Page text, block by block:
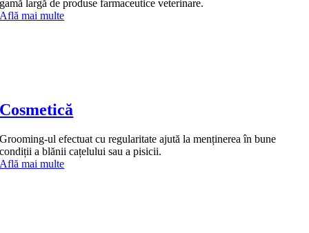
gamă largă de produse farmaceutice veterinare.
Află mai multe
Cosmetică
Grooming-ul efectuat cu regularitate ajută la menținerea în bune
condiții a blănii cațelului sau a pisicii.
Află mai multe